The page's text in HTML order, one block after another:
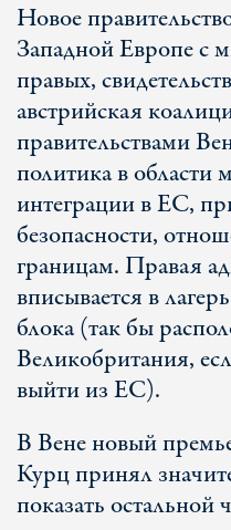
Новое
Западной Европе с
правых,
австрийская
правительствами
политика в области
интеграции в ЕС,
безопасности,
границам. Правая
вписывается в
блока (так бы
Великобритания,
выйти из ЕС).
В Вене новый
Курц принял
показать остальной